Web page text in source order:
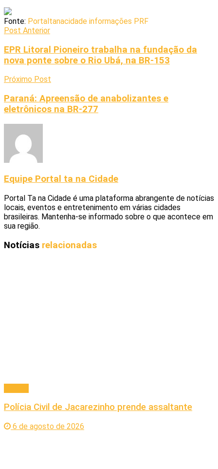
Fonte: Portaltanacidade informações PRF
Post Anterior
EPR Litoral Pioneiro trabalha na fundação da
nova ponte sobre o Rio Ubá, na BR-153
Próximo Post
Paraná: Apreensão de anabolizantes e
eletrônicos na BR-277
Equipe Portal ta na Cidade
Portal Ta na Cidade é uma plataforma abrangente de notícias
locais, eventos e entretenimento em várias cidades
brasileiras. Mantenha-se informado sobre o que acontece em
sua região.
Notícias relacionadas
Polícia Civil de Jacarezinho prende assaltante
6 de agosto de 2026